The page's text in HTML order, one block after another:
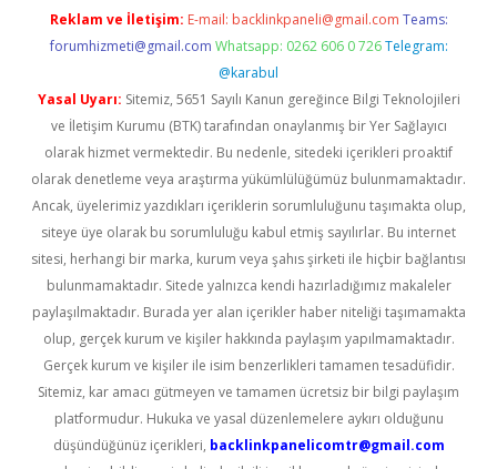
Reklam ve İletişim: E-mail: backlinkpaneli@gmail.com Teams:
forumhizmeti@gmail.com Whatsapp: 0262 606 0 726 Telegram:
@karabul
Yasal Uyarı: Sitemiz, 5651 Sayılı Kanun gereğince Bilgi Teknolojileri
ve İletişim Kurumu (BTK) tarafından onaylanmış bir Yer Sağlayıcı
olarak hizmet vermektedir. Bu nedenle, sitedeki içerikleri proaktif
olarak denetleme veya araştırma yükümlülüğümüz bulunmamaktadır.
Ancak, üyelerimiz yazdıkları içeriklerin sorumluluğunu taşımakta olup,
siteye üye olarak bu sorumluluğu kabul etmiş sayılırlar. Bu internet
sitesi, herhangi bir marka, kurum veya şahıs şirketi ile hiçbir bağlantısı
bulunmamaktadır. Sitede yalnızca kendi hazırladığımız makaleler
paylaşılmaktadır. Burada yer alan içerikler haber niteliği taşımamakta
olup, gerçek kurum ve kişiler hakkında paylaşım yapılmamaktadır.
Gerçek kurum ve kişiler ile isim benzerlikleri tamamen tesadüfidir.
Sitemiz, kar amacı gütmeyen ve tamamen ücretsiz bir bilgi paylaşım
platformudur. Hukuka ve yasal düzenlemelere aykırı olduğunu
düşündüğünüz içerikleri, backlinkpanelicomtr@gmail.com